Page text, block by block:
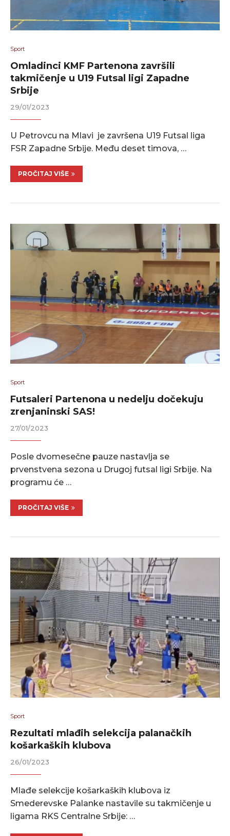
Sport
Omladinci KMF Partenona završili
takmičenje u U19 Futsal ligi Zapadne
Srbije
29/01/2023
U Petrovcu na Mlavi je završena U19 Futsal liga
FSR Zapadne Srbije. Među deset timova, …
PROČITAJ VIŠE
Sport
Futsaleri Partenona u nedelju dočekuju
zrenjaninski SAS!
27/01/2023
Posle dvomesečne pauze nastavlja se
prvenstvena sezona u Drugoj futsal ligi Srbije. Na
programu će …
PROČITAJ VIŠE
Sport
Rezultati mlađih selekcija palanačkih
košarkaških klubova
26/01/2023
Mlađe selekcije košarkaških klubova iz
Smederevske Palanke nastavile su takmičenje u
ligama RKS Centralne Srbije: …